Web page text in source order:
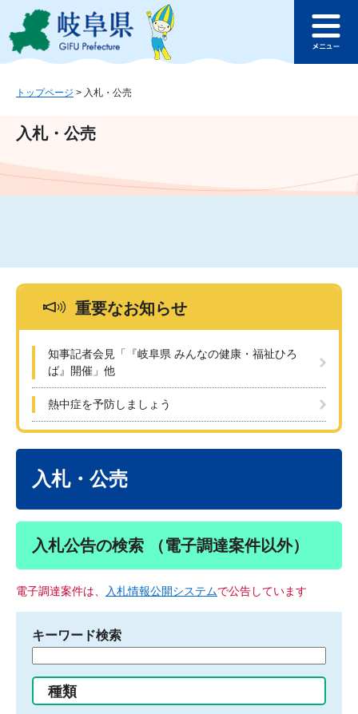
ジ
ュ
文
このページの本文へ
ュ
トップページ > 入札・公売
入札・公売
重要なお知らせ
知事記者会見「『岐阜県 みんなの健康・福祉ひろ
ば』開催」他
熱中症を予防しましょう
入札・公売
入札公告の検索 （電子調達案件以外）
電子調達案件は、 入札情報公開システムで公告しています
キーワード検索
る
種類